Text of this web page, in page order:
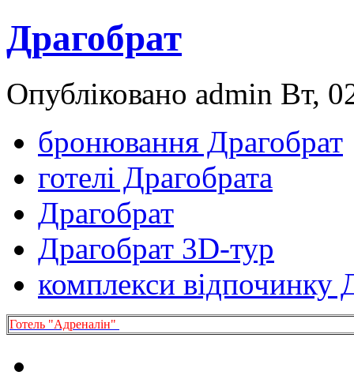
Драгобрат
Опубліковано admin Вт,
бронювання Драгобрат
готелі Драгобрата
Драгобрат
Драгобрат 3D-тур
комплекси відпочинку
Готель "Адреналін"